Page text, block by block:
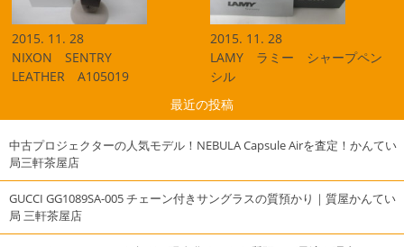
2015. 11. 28
NIXON SENTRY
LEATHER A105019
2015. 11. 28
LAMY ラミー シャープペン
シル
最近の投稿
中古プロジェクターの人気モデル！NEBULA Capsule Airを査定！かんてい
局三軒茶屋店
GUCCI GG1089SA-005 チェーン付きサングラスの質預かり｜質屋かんてい
局 三軒茶屋店